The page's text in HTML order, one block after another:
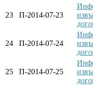
23 П-2014-07-23
24 П-2014-07-24
25 П-2014-07-25